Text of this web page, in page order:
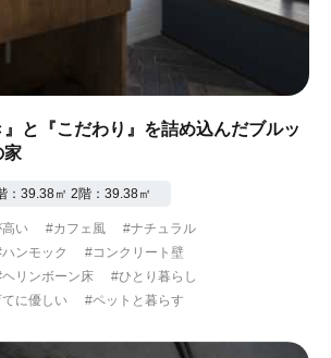
と『こだわり』を詰め込んだブルッ
家
：39.38㎡ 2階：39.38㎡
い #カフェ風
#ナチュラル
ンモック
#コンクリート壁
リンボーン床
#ひとり暮らし
に優しい #ペットと暮らす